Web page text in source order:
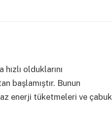
olduklarını
başlamıştır. Bunun
az enerji tüketmeleri ve çabuk